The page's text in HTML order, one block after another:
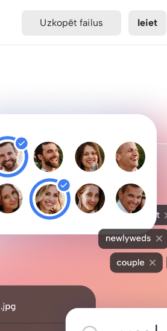
Uzkopēt failus Ieiet